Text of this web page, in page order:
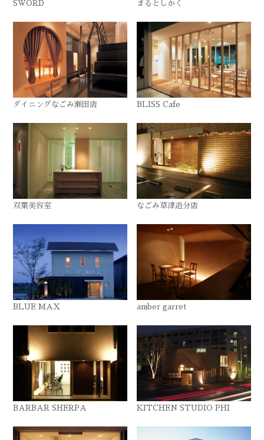
SWORD まるとしかく
ダイニングなごみ瀬田店 BLISS Cafe
双葉美容室 なごみ草津追分店
BLUE MAX amber garret
BARBAR SHERPA KITCHEN STUDIO PHI